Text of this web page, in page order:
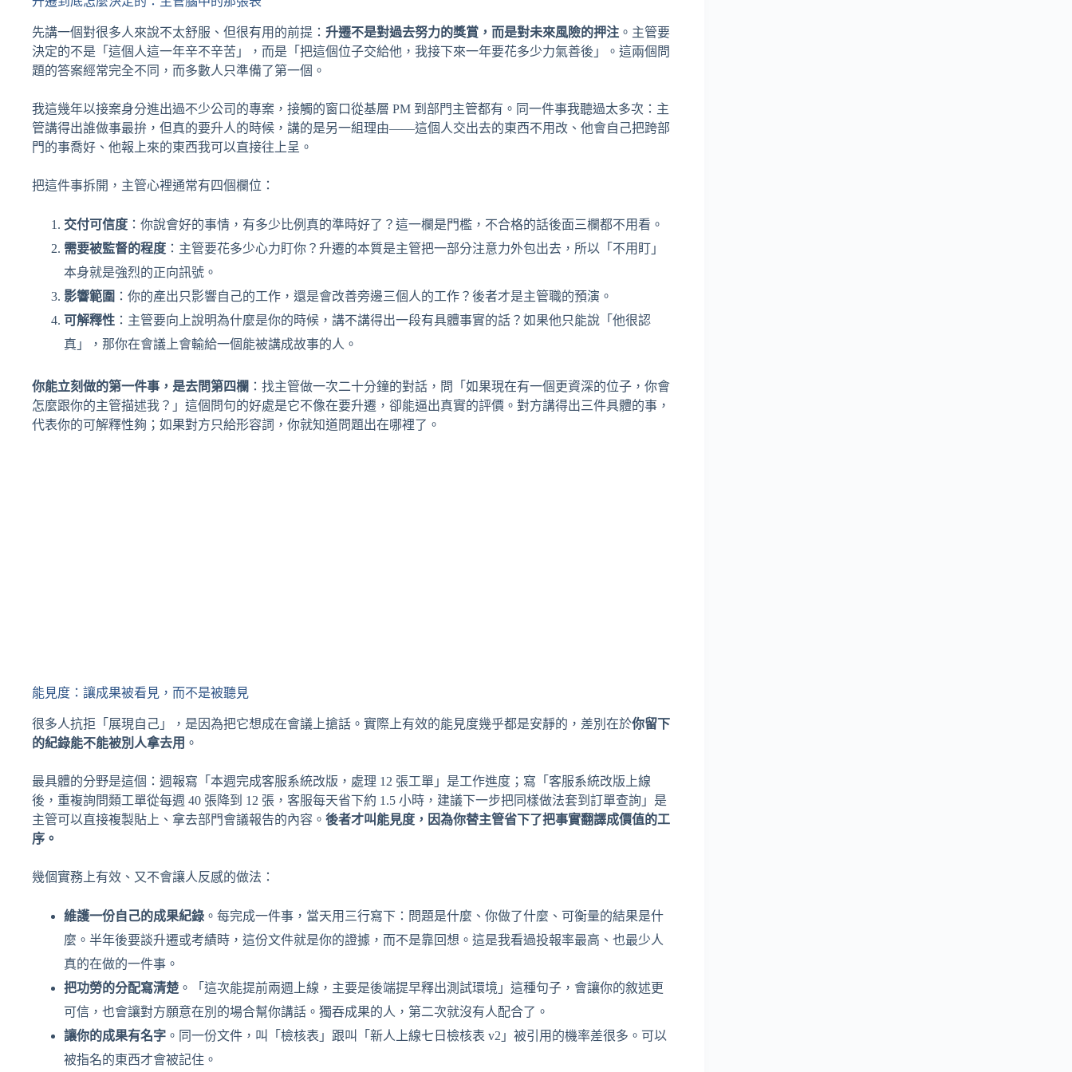
先講一個對很多人來說不太舒服、但很有用的前提： 升遷不是對過去努力的獎賞，而是對未來風險的押注 。主管要
決定的不是「這個人這一年辛不辛苦」，而是「把這個位子交給他，我接下來一年要花多少力氣善後」。這兩個問
題的答案經常完全不同，而多數人只準備了第一個。
我這幾年以接案身分進出過不少公司的專案，接觸的窗口從基層 PM 到部門主管都有。同一件事我聽過太多次：主
管講得出誰做事最拚，但真的要升人的時候，講的是另一組理由——這個人交出去的東西不用改、他會自己把跨部
門的事喬好、他報上來的東西我可以直接往上呈。
把這件事拆開，主管心裡通常有四個欄位：
交付可信度 ：你說會好的事情，有多少比例真的準時好了？這一欄是門檻，不合格的話後面三欄都不用看。
需要被監督的程度 ：主管要花多少心力盯你？升遷的本質是主管把一部分注意力外包出去，所以「不用盯」
本身就是強烈的正向訊號。
影響範圍 ：你的產出只影響自己的工作，還是會改善旁邊三個人的工作？後者才是主管職的預演。
可解釋性 ：主管要向上說明為什麼是你的時候，講不講得出一段有具體事實的話？如果他只能說「他很認
真」，那你在會議上會輸給一個能被講成故事的人。
你能立刻做的第一件事，是去問第四欄 ：找主管做一次二十分鐘的對話，問「如果現在有一個更資深的位子，你會
怎麼跟你的主管描述我？」這個問句的好處是它不像在要升遷，卻能逼出真實的評價。對方講得出三件具體的事，
代表你的可解釋性夠；如果對方只給形容詞，你就知道問題出在哪裡了。
能見度：讓成果被看見，而不是被聽見
很多人抗拒「展現自己」，是因為把它想成在會議上搶話。實際上有效的能見度幾乎都是安靜的，差別在於你留下
的紀錄能不能被別人拿去用 。
最具體的分野是這個：週報寫「本週完成客服系統改版，處理 12 張工單」是工作進度；寫「客服系統改版上線
後，重複詢問類工單從每週 40 張降到 12 張，客服每天省下約 1.5 小時，建議下一步把同樣做法套到訂單查詢」是
主管可以直接複製貼上、拿去部門會議報告的內容。 後者才叫能見度，因為你替主管省下了把事實翻譯成價值的工
序。
幾個實務上有效、又不會讓人反感的做法：
維護一份自己的成果紀錄 。每完成一件事，當天用三行寫下：問題是什麼、你做了什麼、可衡量的結果是什
麼。半年後要談升遷或考績時，這份文件就是你的證據，而不是靠回想。這是我看過投報率最高、也最少人
真的在做的一件事。
把功勞的分配寫清楚 。「這次能提前兩週上線，主要是後端提早釋出測試環境」這種句子，會讓你的敘述更
可信，也會讓對方願意在別的場合幫你講話。獨吞成果的人，第二次就沒有人配合了。
讓你的成果有名字 。同一份文件，叫「檢核表」跟叫「新人上線七日檢核表 v2」被引用的機率差很多。可以
被指名的東西才會被記住。